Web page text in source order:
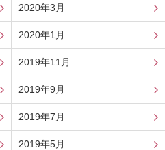
2020年3月
2020年1月
2019年11月
2019年9月
2019年7月
2019年5月